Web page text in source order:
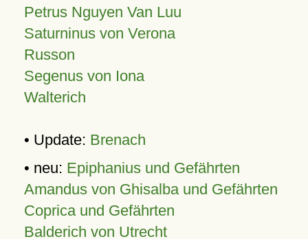
Petrus Nguyen Van Luu
Saturninus von Verona
Russon
Segenus von Iona
Walterich
• Update: Brenach
• neu: Epiphanius und Gefährten
Amandus von Ghisalba und Gefährten
Coprica und Gefährten
Balderich von Utrecht